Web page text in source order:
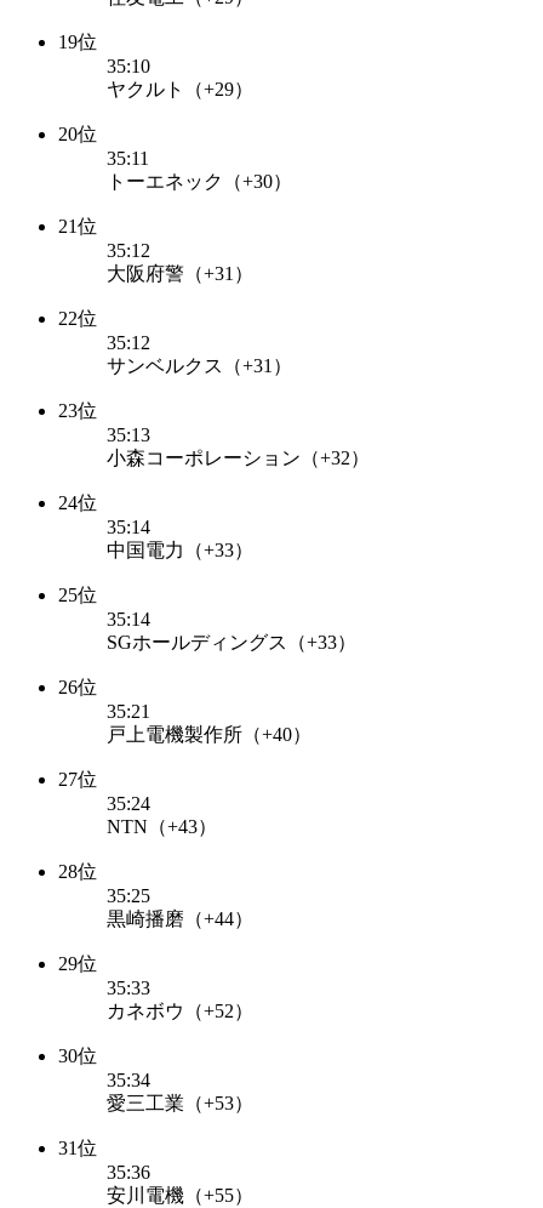
19位
35:10
ヤクルト（+29）
20位
35:11
トーエネック（+30）
21位
35:12
大阪府警（+31）
22位
35:12
サンベルクス（+31）
23位
35:13
小森コーポレーション（+32）
24位
35:14
中国電力（+33）
25位
35:14
SGホールディングス（+33）
26位
35:21
戸上電機製作所（+40）
27位
35:24
NTN（+43）
28位
35:25
黒崎播磨（+44）
29位
35:33
カネボウ（+52）
30位
35:34
愛三工業（+53）
31位
35:36
安川電機（+55）